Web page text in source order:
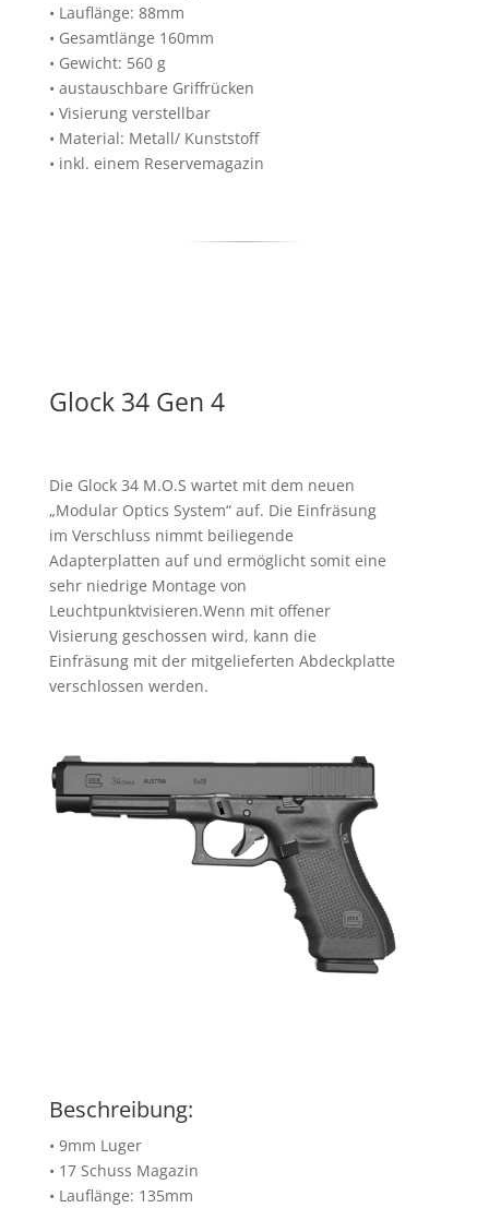
• Lauflänge: 88mm
• Gesamtlänge 160mm
• Gewicht: 560 g
• austauschbare Griffrücken
• Visierung verstellbar
• Material: Metall/ Kunststoff
• inkl. einem Reservemagazin
Glock 34 Gen 4
Die Glock 34 M.O.S wartet mit dem neuen
„Modular Optics System“ auf. Die Einfräsung
im Verschluss nimmt beiliegende
Adapterplatten auf und ermöglicht somit eine
sehr niedrige Montage von
Leuchtpunktvisieren.Wenn mit offener
Visierung geschossen wird, kann die
Einfräsung mit der mitgelieferten Abdeckplatte
verschlossen werden.
Beschreibung:
• 9mm Luger
• 17 Schuss Magazin
• Lauflänge: 135mm